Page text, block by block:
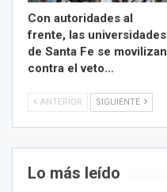
Con autoridades al
frente, las universidades
de Santa Fe se movilizan
contra el veto…
ANTERIOR SIGUIENTE
Lo más leído